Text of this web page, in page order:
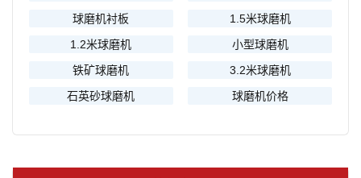
球磨机衬板
1.5米球磨机
1.2米球磨机
小型球磨机
铁矿球磨机
3.2米球磨机
石英砂球磨机
球磨机价格